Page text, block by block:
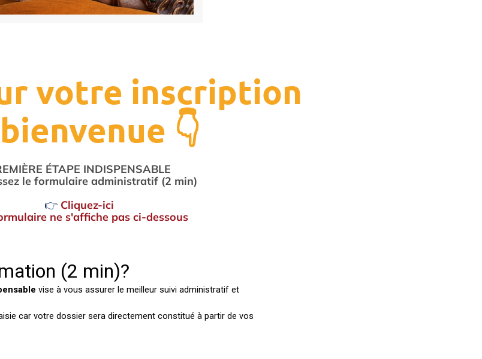
votre inscription
👇
ÉTAPE INDISPENSABLE
le formulaire administratif (2 min)
👉 Cliquez-ici
ne s'affiche pas ci-dessous